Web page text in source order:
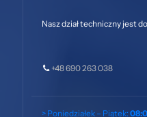
Nasz dział techniczny jest
+48 690 263 038
> Poniedziałek – Piątek: